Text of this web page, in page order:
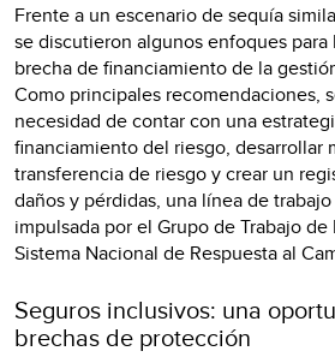
Frente a un escenario de sequía
se discutieron algunos enfoques
brecha de financiamiento de la
Como principales recomendaciones,
necesidad de contar con una
financiamiento del riesgo, desarrollar
transferencia de riesgo y crear un
daños y pérdidas, una línea de
impulsada por el Grupo de Trabajo
Sistema Nacional de Respuesta al
Seguros inclusivos: una
brechas de protección